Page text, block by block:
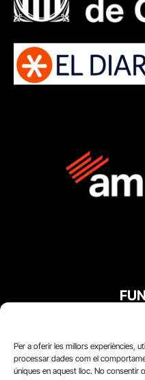
Per a oferir les millors experiències,
processar dades com el
úniques en aquest lloc. No consentir